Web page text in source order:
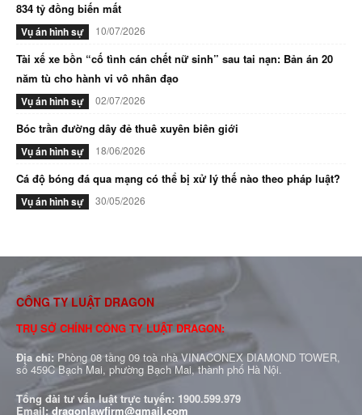
834 tỷ đồng biến mất
Vụ án hình sự 10/07/2026
Tài xế xe bồn “cố tình cán chết nữ sinh” sau tai nạn: Bản án 20
năm tù cho hành vi vô nhân đạo
Vụ án hình sự 02/07/2026
Bóc trần đường dây đẻ thuê xuyên biên giới
Vụ án hình sự 18/06/2026
Cá độ bóng đá qua mạng có thể bị xử lý thế nào theo pháp luật?
Vụ án hình sự 30/05/2026
CÔNG TY LUẬT DRAGON
TRỤ SỞ CHÍNH CÔNG TY LUẬT DRAGON:
Địa chỉ: Phòng 08 tầng 09 toà nhà VINACONEX DIAMOND TOWER,
số 459C Bạch Mai, phường Bạch Mai, thành phố Hà Nội.
Tổng đài tư vấn luật trực tuyến: 1900.599.979
Email:dragonlawfirm@gmail.com